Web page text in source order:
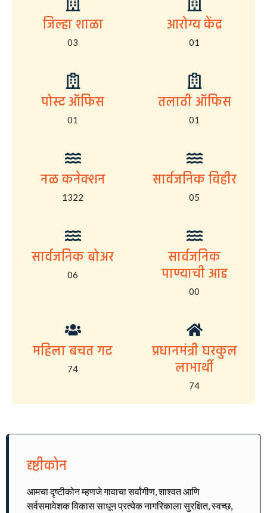
जिल्हा शाळा
03
आरोग्य केंद्र
01
पोस्ट ऑफिस
01
तलाठी ऑफिस
01
नळ कनेक्शन
1322
सार्वजनिक विहीर
05
सार्वजनिक बोअर
06
सार्वजनिक
पाण्याची आड
00
महिला बचत गट
74
प्रधानमंत्री घरकुल
लाभार्थी
74
दृष्टीकोन
आमचा दृष्टीकोन म्हणजे गावाचा सर्वांगीण, शाश्वत आणि
सर्वसमावेशक विकास साधून प्रत्येक नागरिकाला सुरक्षित, स्वच्छ,